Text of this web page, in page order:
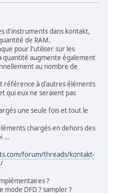
d'instruments dans kontakt,
de RAM.
pour l'utiliser sur les
quantité augmente également
au nombre de
référence à d'autres éléments
qui eux ne seraient pas
une seule fois et tout le
chargés en dehors des
...
forum/threads/kontakt-
?
mode DFD ? sampler ?